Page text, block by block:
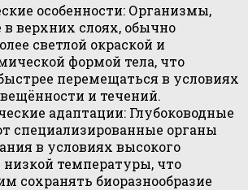
особенности: Организмы,
верхних слоях, обычно
светлой окраской и
формой тела, что
перемещаться в условиях
и течений.
адаптации: Глубоководные
специализированные органы
в условиях высокого
низкой температуры, что
сохранять биоразнообразие